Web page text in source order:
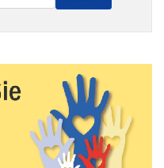
Vervollständigung